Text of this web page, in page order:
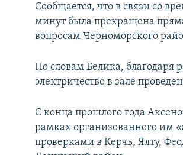
Сообщается, что в связи со
минут была прекращена
вопросам Черноморского
По словам Белика, благодаря
электричество в зале
С конца прошлого года
рамках организованного им
проверками в Керчь, Ялту,